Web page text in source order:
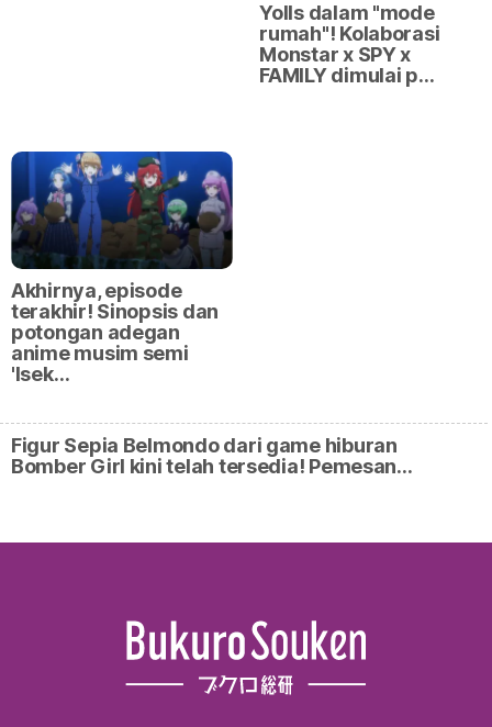
Yolls dalam "mode
rumah"! Kolaborasi
Monstar x SPY x
FAMILY dimulai p…
Akhirnya, episode
terakhir! Sinopsis dan
potongan adegan
anime musim semi
'Isek…
Figur Sepia Belmondo dari game hiburan
Bomber Girl kini telah tersedia! Pemesan…